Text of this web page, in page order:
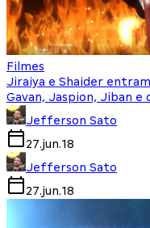
Filmes
Jiraiya e Shaider
Gavan, Jaspion, Jiban
Jefferson Sato
27.jun.18
Jefferson Sato
27.jun.18